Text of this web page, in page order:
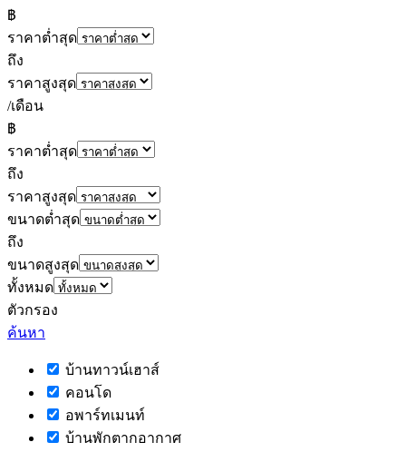
฿
ราคาต่ำสุด
ถึง
ราคาสูงสุด
/เดือน
฿
ราคาต่ำสุด
ถึง
ราคาสูงสุด
ขนาดต่ำสุด
ถึง
ขนาดสูงสุด
ทั้งหมด
ตัวกรอง
ค้นหา
บ้านทาวน์เฮาส์
คอนโด
อพาร์ทเมนท์
บ้านพักตากอากาศ